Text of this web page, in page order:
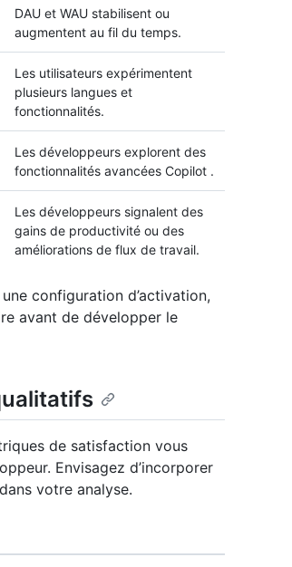
DAU et WAU stabilisent ou
augmentent au fil du temps.
Les utilisateurs expérimentent
plusieurs langues et
fonctionnalités.
Les développeurs explorent des
fonctionnalités avancées Copilot .
Les développeurs signalent des
gains de productivité ou des
améliorations de flux de travail.
configuration d’activation,
avant de développer le
de satisfaction vous
Envisagez d’incorporer
votre analyse.